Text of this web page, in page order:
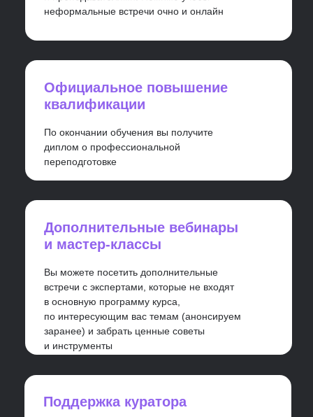
Sk
Мы резиденты Сколково
А еще у нас есть лицензия
на образовательную деятельность
III
Место на XXIV Саммите HR-
директоров России и СНГ
В номинации «Технологическое
решение года» в премии
«Хрустальная Пирамида»